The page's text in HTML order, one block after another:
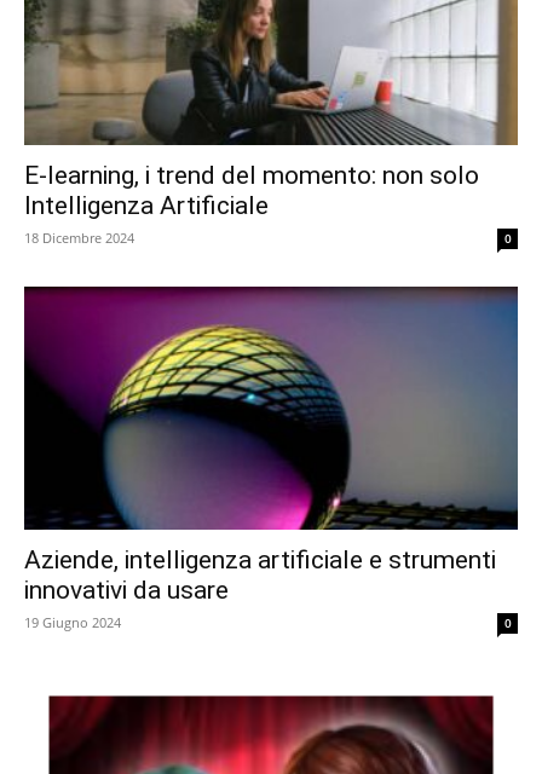
E-learning, i trend del momento: non solo
Intelligenza Artificiale
18 Dicembre 2024 0
Aziende, intelligenza artificiale e strumenti
innovativi da usare
19 Giugno 2024 0